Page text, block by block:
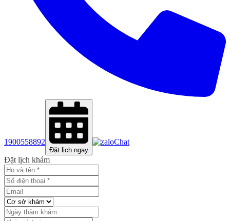
1900558892
Đặt lịch ngay
Chat
Đặt lịch khám